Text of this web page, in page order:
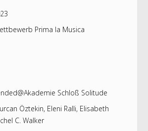
Prima la Musica
Schloß Solitude
Öztekin, Eleni Ralli, Elisabeth
C. Walker